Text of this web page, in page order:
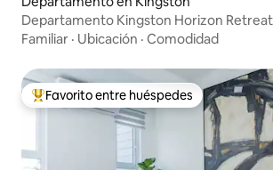
Departamento Kingston Horizon Retreat
Familiar · Ubicación · Comodidad
De los mejores en Favorito entre
Favorito entre huéspedes